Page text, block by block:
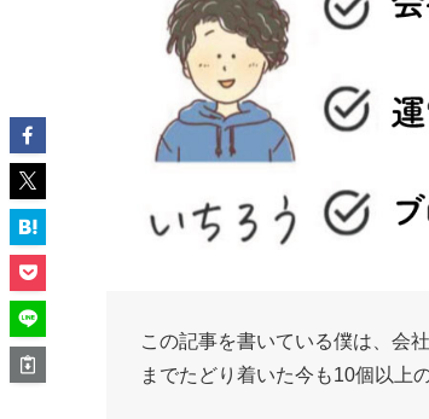
この記事を書いている僕は、会
までたどり着いた今も10個以上